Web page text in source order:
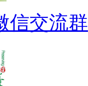
信交流群